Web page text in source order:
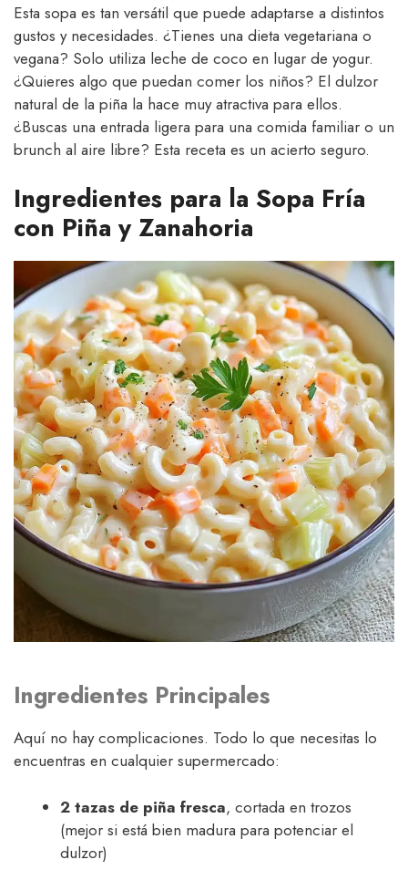
Esta sopa es tan versátil que puede adaptarse a distintos
gustos y necesidades. ¿Tienes una dieta vegetariana o
vegana? Solo utiliza leche de coco en lugar de yogur.
¿Quieres algo que puedan comer los niños? El dulzor
natural de la piña la hace muy atractiva para ellos.
¿Buscas una entrada ligera para una comida familiar o un
brunch al aire libre? Esta receta es un acierto seguro.
Ingredientes para la Sopa Fría
con Piña y Zanahoria
Ingredientes Principales
Aquí no hay complicaciones. Todo lo que necesitas lo
encuentras en cualquier supermercado:
2 tazas de piña fresca, cortada en trozos
(mejor si está bien madura para potenciar el
dulzor)